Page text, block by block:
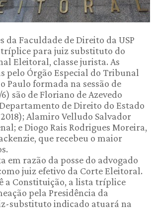
da Faculdade de Direito da USP
para juiz substituto do
Eleitoral, classe jurista. As
pelo Órgão Especial do Tribunal
Paulo formada na sessão de
são de Floriano de Azevedo
de Direito do Estado
Alamiro Velludo Salvador
e Diogo Rais Rodrigues Moreira,
que recebeu o maior
em razão da posse do advogado
juiz efetivo da Corte Eleitoral.
a Constituição, a lista tríplice
pela Presidência da
substituto indicado atuará na